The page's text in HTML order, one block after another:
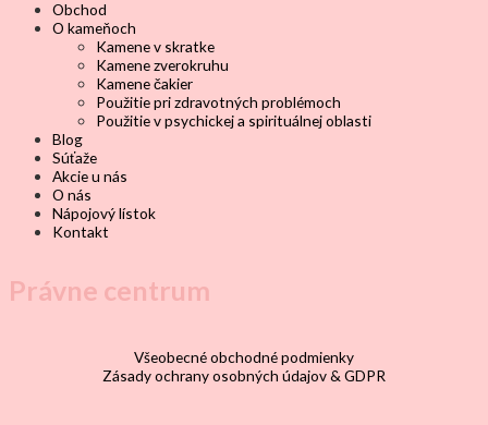
Obchod
O kameňoch
Kamene v skratke
Kamene zverokruhu
Kamene čakier
Použitie pri zdravotných problémoch
Použitie v psychickej a spirituálnej oblasti
Blog
Súťaže
Akcie u nás
O nás
Nápojový lístok
Kontakt
Právne centrum
Všeobecné obchodné podmienky
Zásady ochrany osobných údajov & GDPR